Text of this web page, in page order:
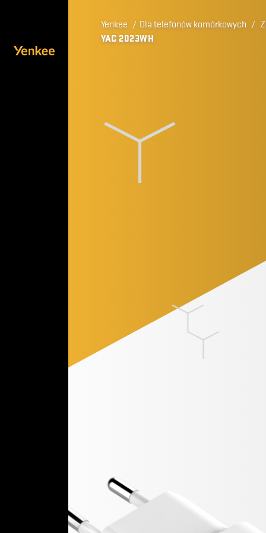
Yenkee / Dla telefonów komórkowych /
YAC 2023WH